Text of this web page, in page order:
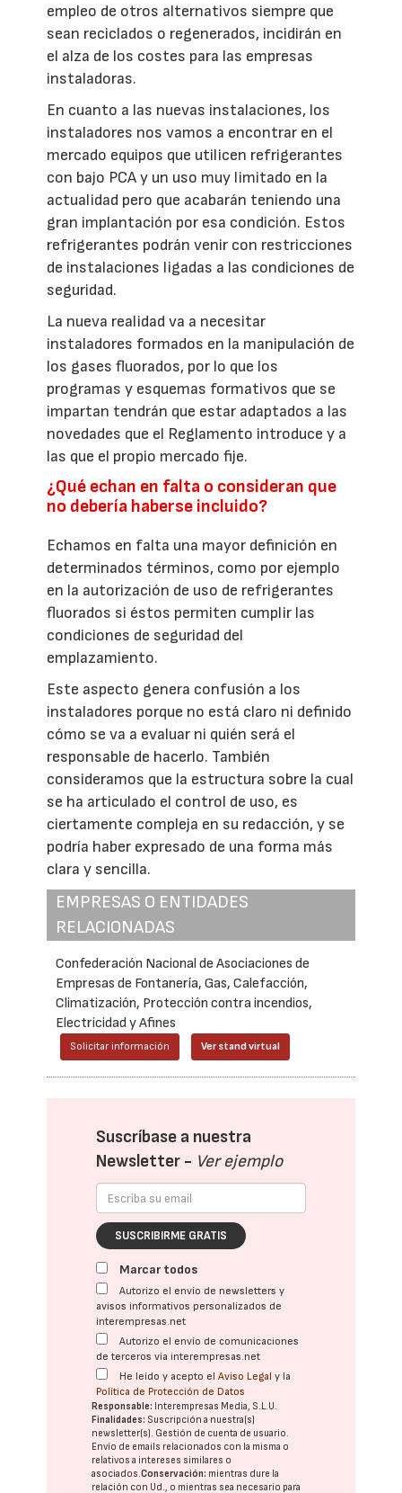
empleo de otros alternativos siempre que
sean reciclados o regenerados, incidirán en
el alza de los costes para las empresas
instaladoras.
En cuanto a las nuevas instalaciones, los
instaladores nos vamos a encontrar en el
mercado equipos que utilicen refrigerantes
con bajo PCA y un uso muy limitado en la
actualidad pero que acabarán teniendo una
gran implantación por esa condición. Estos
refrigerantes podrán venir con restricciones
de instalaciones ligadas a las condiciones de
seguridad.
La nueva realidad va a necesitar
instaladores formados en la manipulación de
los gases fluorados, por lo que los
programas y esquemas formativos que se
impartan tendrán que estar adaptados a las
novedades que el Reglamento introduce y a
las que el propio mercado fije.
¿Qué echan en falta o consideran que
no debería haberse incluido?
Echamos en falta una mayor definición en
determinados términos, como por ejemplo
en la autorización de uso de refrigerantes
fluorados si éstos permiten cumplir las
condiciones de seguridad del
emplazamiento.
Este aspecto genera confusión a los
instaladores porque no está claro ni definido
cómo se va a evaluar ni quién será el
responsable de hacerlo. También
consideramos que la estructura sobre la cual
se ha articulado el control de uso, es
ciertamente compleja en su redacción, y se
podría haber expresado de una forma más
clara y sencilla.
EMPRESAS O ENTIDADES
RELACIONADAS
Confederación Nacional de Asociaciones de
Empresas de Fontanería, Gas, Calefacción,
Climatización, Protección contra incendios,
Electricidad y Afines
Solicitar información Ver stand virtual
Suscríbase a nuestra
Newsletter - Ver ejemplo
SUSCRIBIRME GRATIS
Marcar todos
Autorizo el envío de newsletters y
avisos informativos personalizados de
interempresas.net
Autorizo el envío de comunicaciones
de terceros vía interempresas.net
He leído y acepto elAviso Legal y la
Política de Protección de Datos
Responsable: Interempresas Media, S.L.U.
Finalidades: Suscripción a nuestra(s)
newsletter(s). Gestión de cuenta de usuario.
Envío de emails relacionados con la misma o
relativos a intereses similares o
asociados.Conservación: mientras dure la
relación con Ud., o mientras sea necesario para